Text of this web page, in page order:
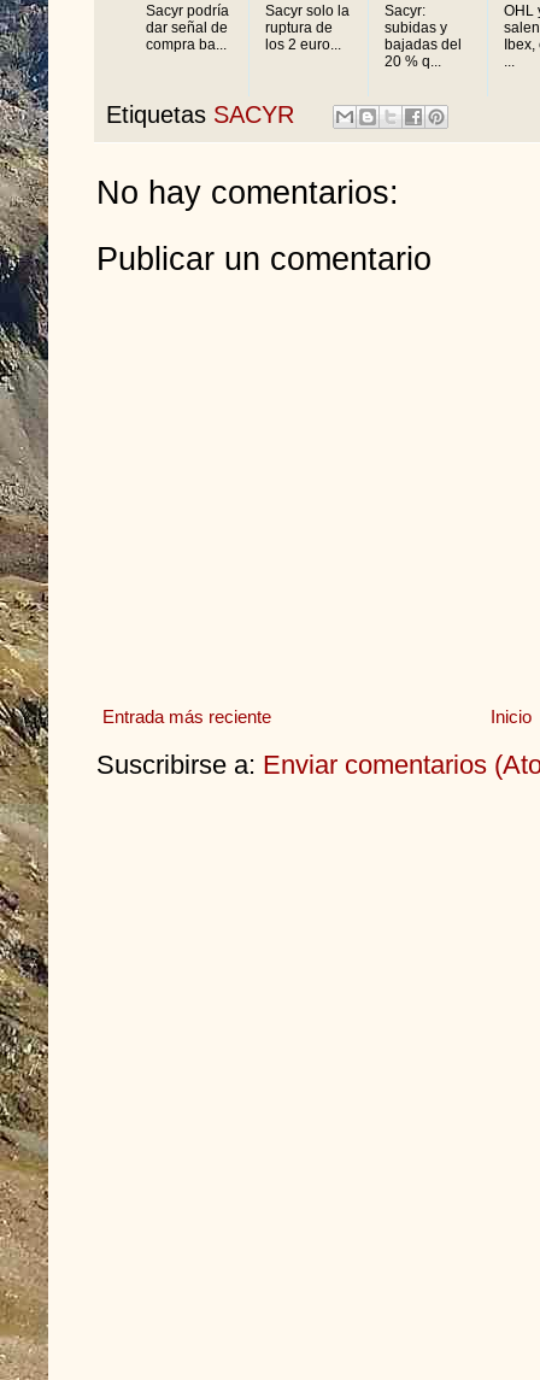
Sacyr podría
dar señal de
compra ba...
Sacyr solo la
ruptura de
los 2 euro...
Sacyr:
subidas y
bajadas del
20 % q...
OHL
...
Etiquetas SACYR
No hay comentarios:
Publicar un comentario
Entrada más reciente Inicio
Suscribirse a: Enviar comentarios